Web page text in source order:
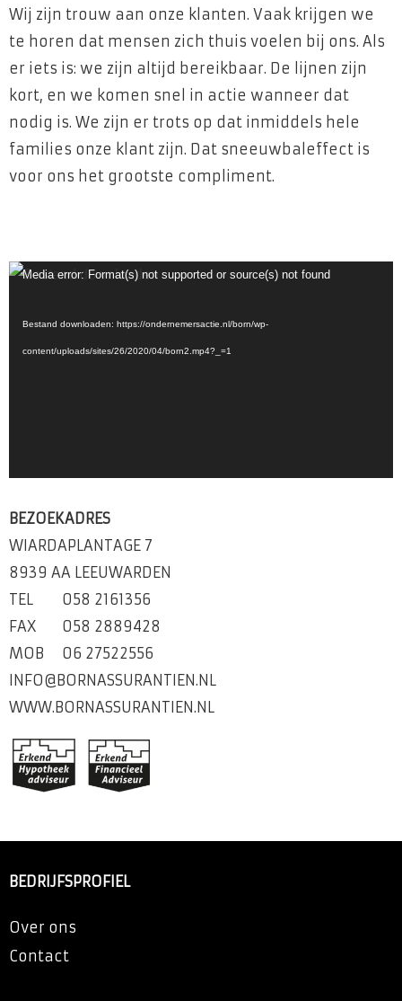
Wij zijn trouw aan onze klanten. Vaak krijgen we
te horen dat mensen zich thuis voelen bij ons. Als
er iets is: we zijn altijd bereikbaar. De lijnen zijn
kort, en we komen snel in actie wanneer dat
nodig is. We zijn er trots op dat inmiddels hele
families onze klant zijn. Dat sneeuwbaleffect is
voor ons het grootste compliment.
Videospeler
Media error: Format(s) not supported or source(s) not found
Bestand downloaden: https://ondernemersactie.nl/born/wp-
content/uploads/sites/26/2020/04/born2.mp4?_=1
BEZOEKADRES
WIARDAPLANTAGE 7
8939 AA LEEUWARDEN
TEL
058 2161356
FAX
058 2889428
MOB
06 27522556
INFO@BORNASSURANTIEN.NL
WWW.BORNASSURANTIEN.NL
BEDRIJFSPROFIEL
Over ons
Contact